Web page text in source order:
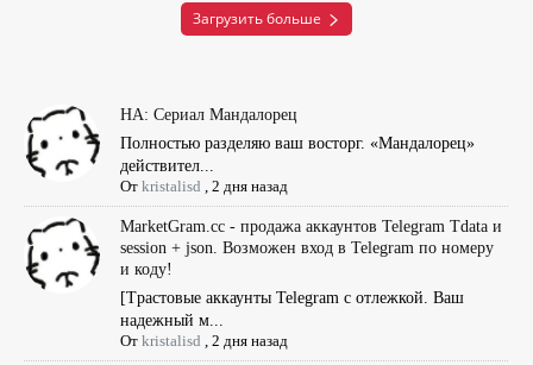
Загрузить больше
НА: Сериал Мандалорец
Полностью разделяю ваш восторг. «Мандалорец»
действител...
Отkristalisd ,2 дня назад
MarketGram.cc - продажа аккаунтов Telegram Tdata и
session + json. Возможен вход в Telegram по номеру
и коду!
[Tрастовые аккаунты Telegram с отлежкой. Ваш
надежный м...
Отkristalisd ,2 дня назад